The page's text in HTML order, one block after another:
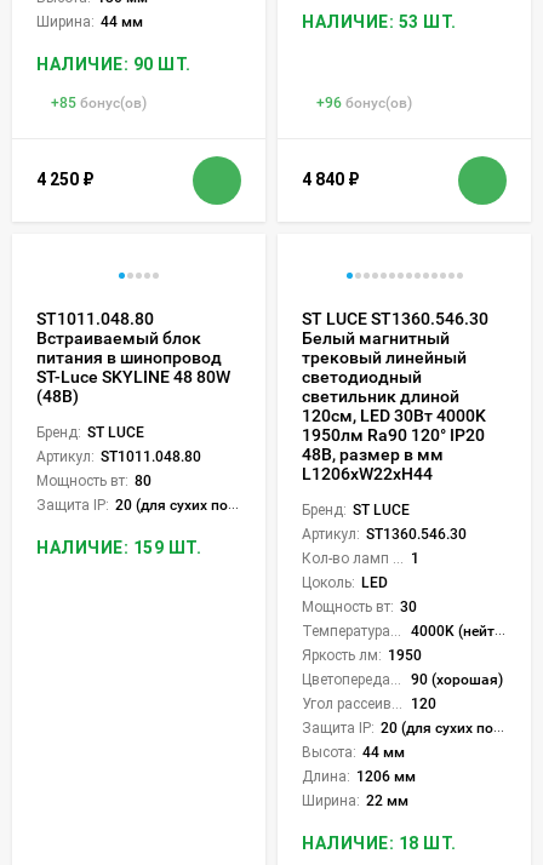
Ширина: 44 мм
НАЛИЧИЕ: 90 ШТ.
+85 бонус(ов)
4 250 ₽
НАЛИЧИЕ: 53 ШТ.
+96 бонус(ов)
4 840 ₽
ST1011.048.80
Встраиваемый блок
питания в шинопровод
ST-Luce SKYLINE 48 80W
(48В)
Бренд: ST LUCE
Артикул: ST1011.048.80
Мощность вт: 80
Защита IP: 20 (для сухих пом.)
НАЛИЧИЕ: 159 ШТ.
ST LUCE ST1360.546.30
Белый магнитный
трековый линейный
светодиодный
светильник длиной
120см, LED 30Вт 4000K
1950лм Ra90 120° IP20
48В, размер в мм
L1206xW22xH44
Бренд: ST LUCE
Артикул: ST1360.546.30
1
Цоколь: LED
Мощность вт: 30
4000K (нейтральный)
Яркость лм: 1950
90 (хорошая)
120
Защита IP: 20 (для сухих пом.)
Высота: 44 мм
Длина: 1206 мм
Ширина: 22 мм
НАЛИЧИЕ: 18 ШТ.